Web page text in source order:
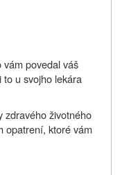
povedal váš
to u svojho lekára
zdravého životného
opatrení, ktoré vám